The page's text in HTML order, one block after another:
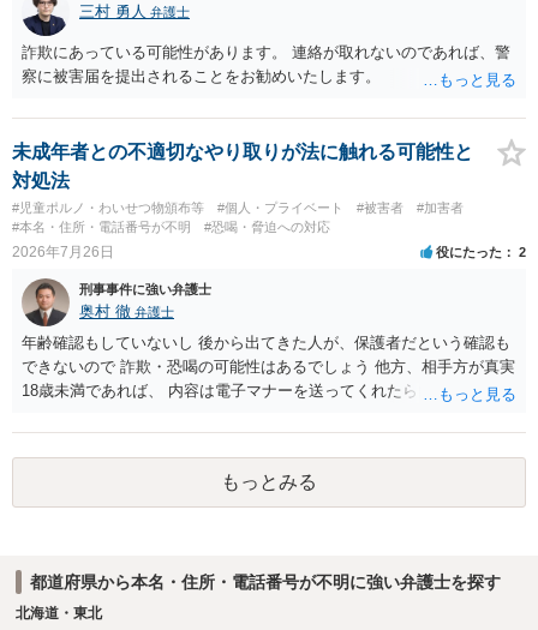
三村 勇人 弁護士
詐欺にあっている可能性があります。 連絡が取れないのであれば、警
察に被害届を提出されることをお勧めいたします。
未成年者との不適切なやり取りが法に触れる可能性と
対処法
#児童ポルノ・わいせつ物頒布等 #個人・プライベート #被害者
#加害者
#本名・住所・電話番号が不明
#恐喝・脅迫への対応
2026年7月26日 役にたった 2
刑事事件に強い弁護士
奥村 徹 弁護士
年齢確認もしていないし 後から出てきた人が、保護者だという確認も
できないので 詐欺・恐喝の可能性はあるでしょう 他方、相手方が真実
18歳未満であれば、 内容は電子マナーを送ってくれたら自慰行為など
画の尺は10分ほど、服を着たままで胸を触って欲しい、などの要望を
して、要求された金額(1000円程度)の電子マネーを送信してしまいま
した。 そこから、撮影するまで暇なので顔の雰囲気の写真を交換して
欲しい、住んでいる都道府県と区を教えてと言われたので教えたりと
能です。
もっとみる
都道府県から本名・住所・電話番号が不明に強い弁護士を探す
北海道・東北